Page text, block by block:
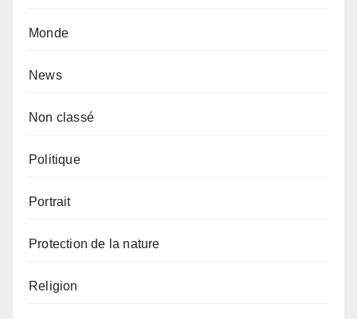
Monde
News
Non classé
Politique
Portrait
Protection de la nature
Religion